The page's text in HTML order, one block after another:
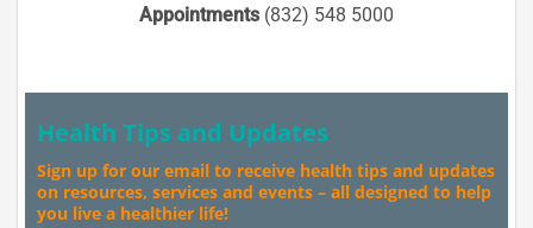
Appointments(832) 548 5000
Health Tips and Updates
Sign up for our email to receive health tips and updates
on resources, services and events – all designed to help
you live a healthier life!